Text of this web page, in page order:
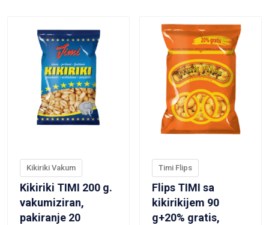
Kikiriki Vakum
Kikiriki TIMI 200 g.
vakumiziran,
pakiranje 20
Timi Flips
Flips TIMI sa
kikirikijem 90
g+20% gratis,